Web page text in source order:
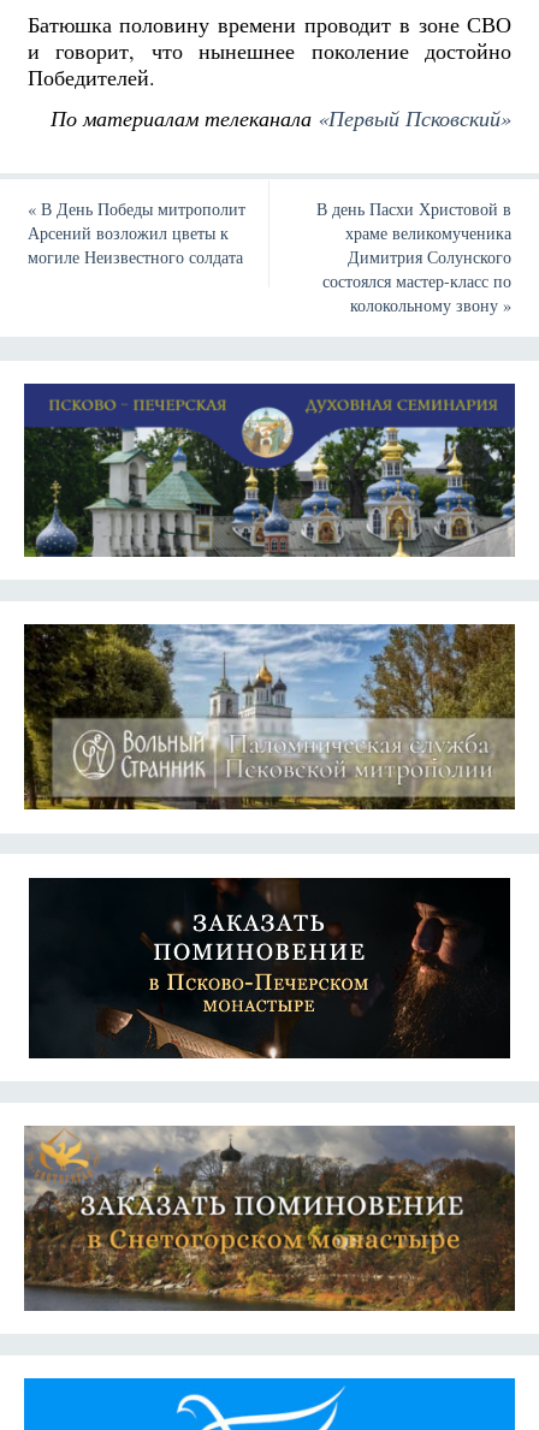
Батюшка половину времени проводит в зоне СВО
и говорит, что нынешнее поколение достойно
Победителей.
По материалам телеканала «Первый Псковский»
«В День Победы митрополит
Арсений возложил цветы к
могиле Неизвестного солдата
В день Пасхи Христовой в
храме великомученика
Димитрия Солунского
состоялся мастер-класс по
колокольному звону»